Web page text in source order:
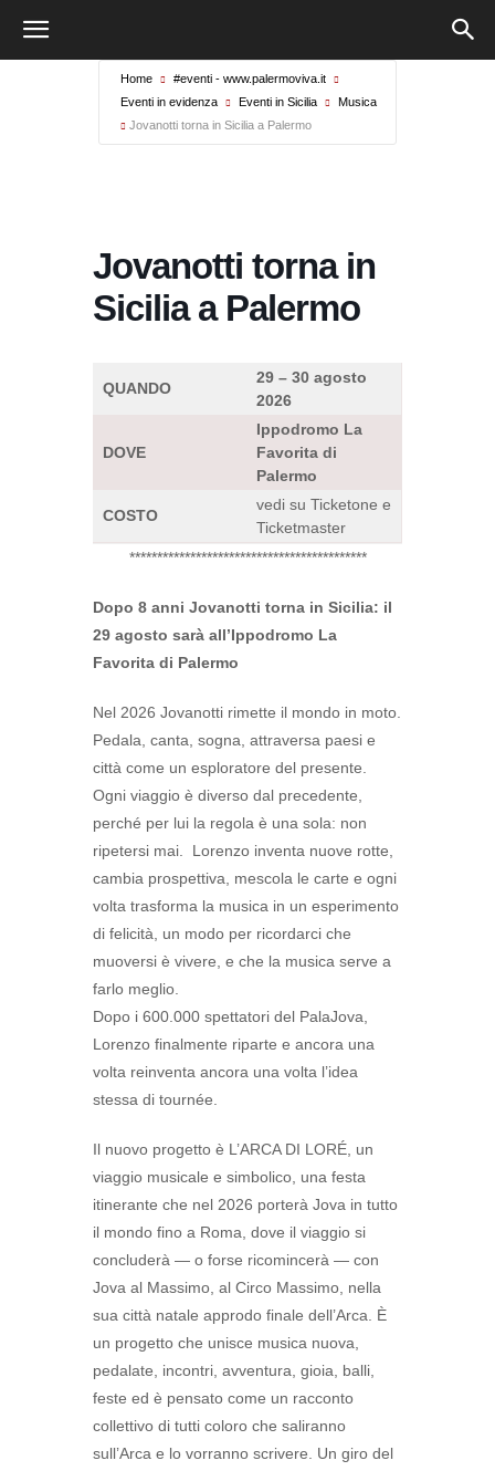
Home
#eventi - www.palermoviva.it
Eventi in evidenza
Eventi in Sicilia
Musica
Jovanotti torna in Sicilia a Palermo
Jovanotti torna in
Sicilia a Palermo
QUANDO
29 – 30 agosto
2026
DOVE
Ippodromo La
Favorita di
Palermo
COSTO
vedi su Ticketone e
Ticketmaster
*******************************************
Dopo 8 anni Jovanotti torna in Sicilia: il
29 agosto sarà all’Ippodromo La
Favorita di Palermo
Nel 2026 Jovanotti rimette il mondo in moto.
Pedala, canta, sogna, attraversa paesi e
città come un esploratore del presente.
Ogni viaggio è diverso dal precedente,
perché per lui la regola è una sola: non
ripetersi mai. Lorenzo inventa nuove rotte,
cambia prospettiva, mescola le carte e ogni
volta trasforma la musica in un esperimento
di felicità, un modo per ricordarci che
muoversi è vivere, e che la musica serve a
farlo meglio.
Dopo i 600.000 spettatori del PalaJova,
Lorenzo finalmente riparte e ancora una
volta reinventa ancora una volta l’idea
stessa di tournée.
Il nuovo progetto è L’ARCA DI LORÉ, un
viaggio musicale e simbolico, una festa
itinerante che nel 2026 porterà Jova in tutto
il mondo fino a Roma, dove il viaggio si
concluderà — o forse ricomincerà — con
Jova al Massimo, al Circo Massimo, nella
sua città natale approdo finale dell’Arca. È
un progetto che unisce musica nuova,
pedalate, incontri, avventura, gioia, balli,
feste ed è pensato come un racconto
collettivo di tutti coloro che saliranno
sull’Arca e lo vorranno scrivere. Un giro del